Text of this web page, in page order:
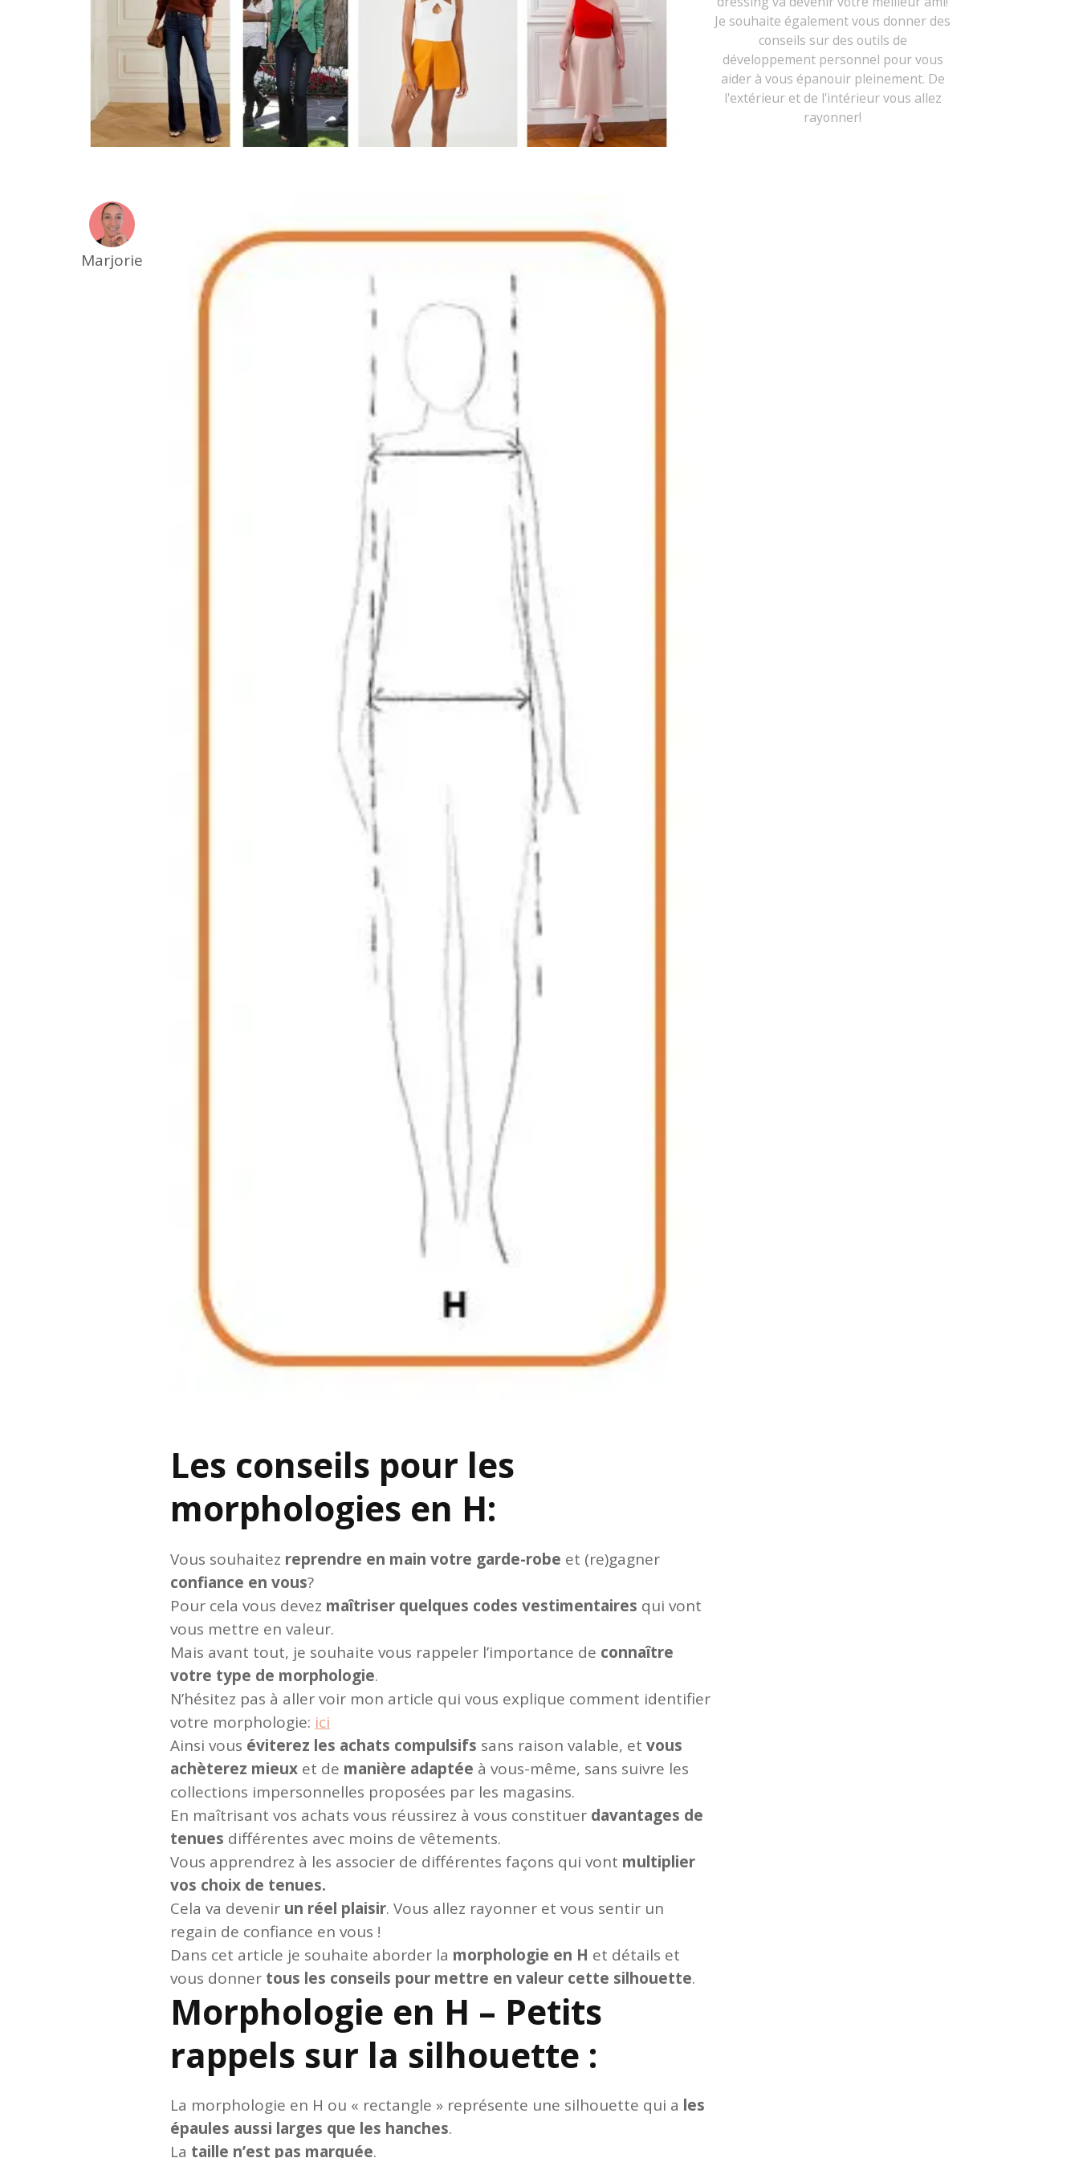
Marjorie
Les conseils pour les
morphologies en H:
Vous souhaitez reprendre en main votre garde-robe et (re)gagner
confiance en vous?
Pour cela vous devez maîtriser quelques codes vestimentaires qui vont
vous mettre en valeur.
Mais avant tout, je souhaite vous rappeler l’importance de connaître
votre type de morphologie.
N’hésitez pas à aller voir mon article qui vous explique comment identifier
votre morphologie: ici
Ainsi vous éviterez les achats compulsifs sans raison valable, et vous
achèterez mieux et de manière adaptée à vous-même, sans suivre les
collections impersonnelles proposées par les magasins.
En maîtrisant vos achats vous réussirez à vous constituer davantages de
tenues différentes avec moins de vêtements.
Vous apprendrez à les associer de différentes façons qui vont multiplier
vos choix de tenues.
Cela va devenir un réel plaisir. Vous allez rayonner et vous sentir un
regain de confiance en vous !
Dans cet article je souhaite aborder la morphologie en H et détails et
vous donner tous les conseils pour mettre en valeur cette silhouette.
Morphologie en H – Petits
rappels sur la silhouette :
La morphologie en H ou « rectangle » représente une silhouette qui a les
épaules aussi larges que les hanches.
La taille n’est pas marquée.
Je souhaite également vous donner des
conseils sur des outils de
développement personnel pour vous
aider à vous épanouir pleinement. De
l'extérieur et de l'intérieur vous allez
rayonner!